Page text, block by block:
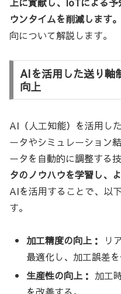
ウンタイムを削減します。
向について解説します。
AIを活用した送り軸
向上
AI（人工知能）を活用し
ータやシミュレーション
ータを自動的に調整する技
タのノウハウを学習し、
AIを活用することで、以
す。
加工精度の向上：
リ
最適化し、加工誤差を
生産性の向上： 加工
を改善する。